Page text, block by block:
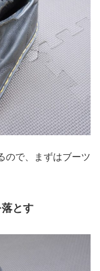
ので、まずはブーツ
とす